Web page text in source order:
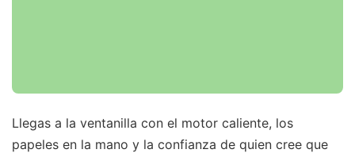
Llegas a la ventanilla con el motor caliente, los
papeles en la mano y la confianza de quien cree que